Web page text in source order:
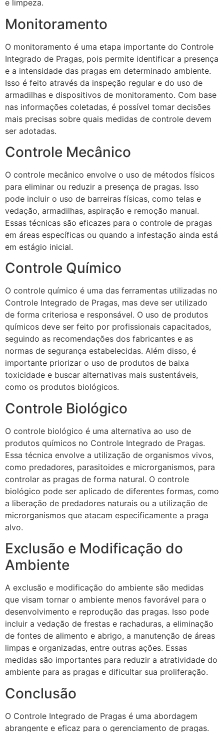
e limpeza.
Monitoramento
O monitoramento é uma etapa importante do Controle
Integrado de Pragas, pois permite identificar a presença
e a intensidade das pragas em determinado ambiente.
Isso é feito através da inspeção regular e do uso de
armadilhas e dispositivos de monitoramento. Com base
nas informações coletadas, é possível tomar decisões
mais precisas sobre quais medidas de controle devem
ser adotadas.
Controle Mecânico
O controle mecânico envolve o uso de métodos físicos
para eliminar ou reduzir a presença de pragas. Isso
pode incluir o uso de barreiras físicas, como telas e
vedação, armadilhas, aspiração e remoção manual.
Essas técnicas são eficazes para o controle de pragas
em áreas específicas ou quando a infestação ainda está
em estágio inicial.
Controle Químico
O controle químico é uma das ferramentas utilizadas no
Controle Integrado de Pragas, mas deve ser utilizado
de forma criteriosa e responsável. O uso de produtos
químicos deve ser feito por profissionais capacitados,
seguindo as recomendações dos fabricantes e as
normas de segurança estabelecidas. Além disso, é
importante priorizar o uso de produtos de baixa
toxicidade e buscar alternativas mais sustentáveis,
como os produtos biológicos.
Controle Biológico
O controle biológico é uma alternativa ao uso de
produtos químicos no Controle Integrado de Pragas.
Essa técnica envolve a utilização de organismos vivos,
como predadores, parasitoides e microrganismos, para
controlar as pragas de forma natural. O controle
biológico pode ser aplicado de diferentes formas, como
a liberação de predadores naturais ou a utilização de
microrganismos que atacam especificamente a praga
alvo.
Exclusão e Modificação do
Ambiente
A exclusão e modificação do ambiente são medidas
que visam tornar o ambiente menos favorável para o
desenvolvimento e reprodução das pragas. Isso pode
incluir a vedação de frestas e rachaduras, a eliminação
de fontes de alimento e abrigo, a manutenção de áreas
limpas e organizadas, entre outras ações. Essas
medidas são importantes para reduzir a atratividade do
ambiente para as pragas e dificultar sua proliferação.
Conclusão
O Controle Integrado de Pragas é uma abordagem
abrangente e eficaz para o gerenciamento de pragas.